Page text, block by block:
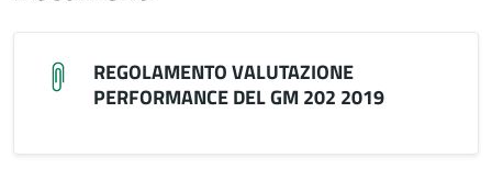
REGOLAMENTO VALUTAZIONE
PERFORMANCE DEL GM 202 2019